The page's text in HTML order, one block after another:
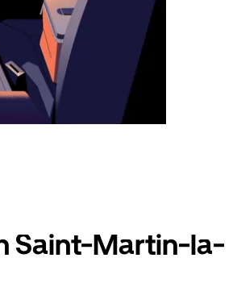
Saint-Martin-la-